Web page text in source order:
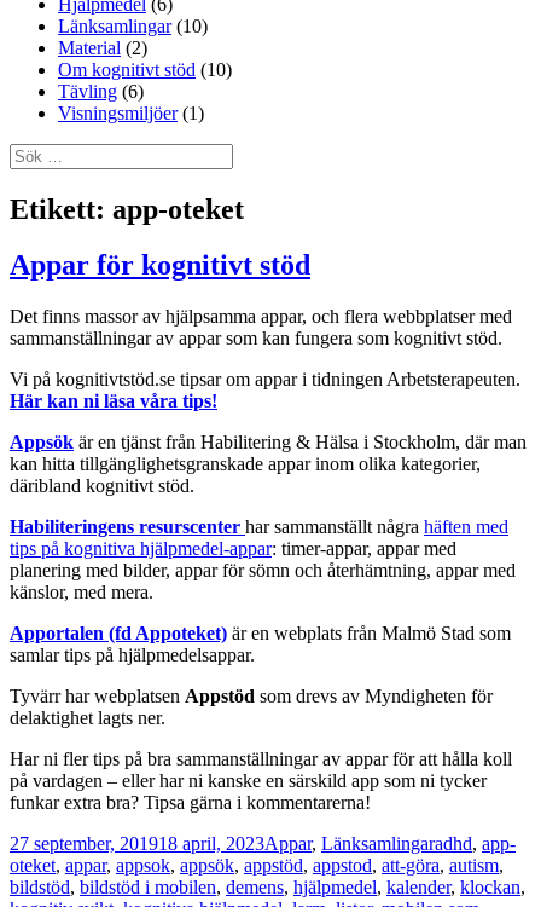
Länksamlingar(10)
Material (2)
Om kognitivt stöd (10)
Tävling (6)
Visningsmiljöer(1)
Sök
efter:
Etikett: app-oteket
Appar för kognitivt stöd
Det finns massor av hjälpsamma appar, och flera webbplatser med
sammanställningar av appar som kan fungera som kognitivt stöd.
Vi på kognitivtstöd.se tipsar om appar i tidningen Arbetsterapeuten.
Här kan ni läsa våra tips!
Appsök är en tjänst från Habilitering & Hälsa i Stockholm, där man
kan hitta tillgänglighetsgranskade appar inom olika kategorier,
däribland kognitivt stöd.
Habiliteringens resurscenter har sammanställt några häften med
tips på kognitiva hjälpmedel-appar: timer-appar, appar med
planering med bilder, appar för sömn och återhämtning, appar med
känslor, med mera.
Apportalen (fd Appoteket) är en webplats från Malmö Stad som
samlar tips på hjälpmedelsappar.
Tyvärr har webplatsen Appstöd som drevs av Myndigheten för
delaktighet lagts ner.
Har ni fler tips på bra sammanställningar av appar för att hålla koll
på vardagen – eller har ni kanske en särskild app som ni tycker
funkar extra bra? Tipsa gärna i kommentarerna!
Postat
27 september, 201918 april, 2023Kategorier
Appar, LänksamlingarTaggar
adhd, app-
oteket, appar, appsok, appsök, appstöd, appstod, att-göra, autism,
bildstöd, bildstöd i mobilen, demens, hjälpmedel, kalender, klockan,